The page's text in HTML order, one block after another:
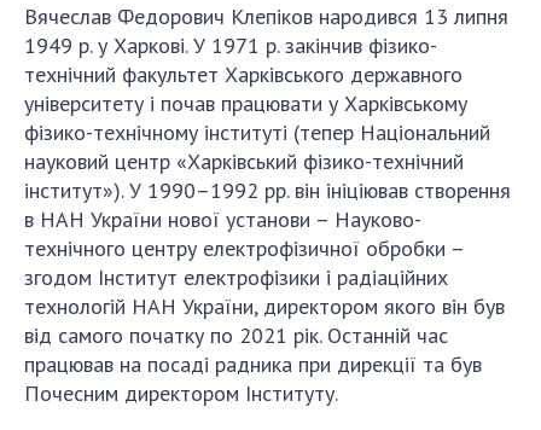
Членство в міжнародних організаціях
Міжнародні угоди
Міжнародні програми та конкурси
ДОКУМЕНТИ
Нормативні акти НАН України
Державний бюджет НАН України
Вибори до складу НАН України
Бланки документів
НОВИНИ
ЗАСІДАННЯ ПРЕЗИДІЇ НАН УКРАЇНИ
Вячеслав Федорович Клепіков народився 13 липня
1949 р. у Харкові. У 1971 р. закінчив фізико-
технічний факультет Харківського державного
університету і почав працювати у Харківському
фізико-технічному інституті (тепер Національний
науковий центр «Харківський фізико-технічний
інститут»). У 1990–1992 рр. він ініціював створення
в НАН України нової установи – Науково-
технічного центру електрофізичної обробки –
згодом Інститут електрофізики і радіаційних
технологій НАН України, директором якого він був
від самого початку по 2021 рік. Останній час
працював на посаді радника при дирекції та був
Почесним директором Інституту.